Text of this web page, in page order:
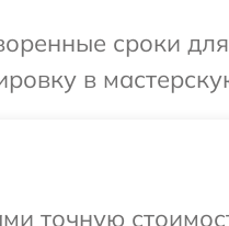
сроки
в
точную